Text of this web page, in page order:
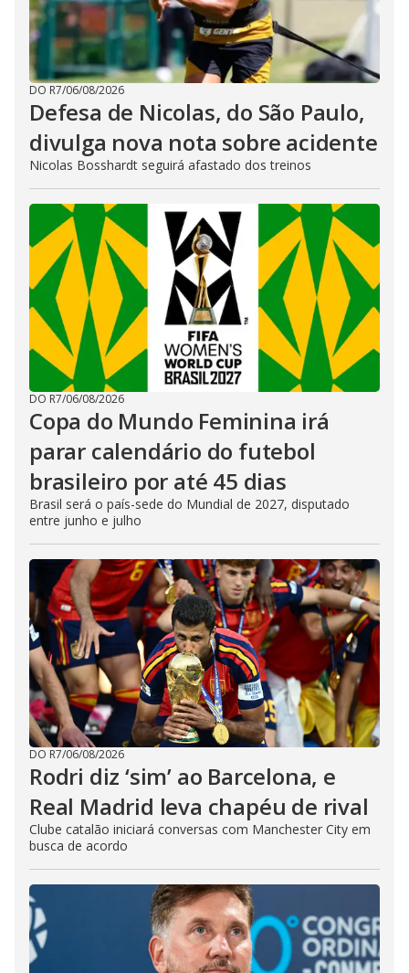
DO R7/06/08/2026
Defesa de Nicolas, do São Paulo,
divulga nova nota sobre acidente
Nicolas Bosshardt seguirá afastado dos treinos
DO R7/06/08/2026
Copa do Mundo Feminina irá
parar calendário do futebol
brasileiro por até 45 dias
Brasil será o país-sede do Mundial de 2027, disputado
entre junho e julho
DO R7/06/08/2026
Rodri diz ‘sim’ ao Barcelona, e
Real Madrid leva chapéu de rival
Clube catalão iniciará conversas com Manchester City em
busca de acordo